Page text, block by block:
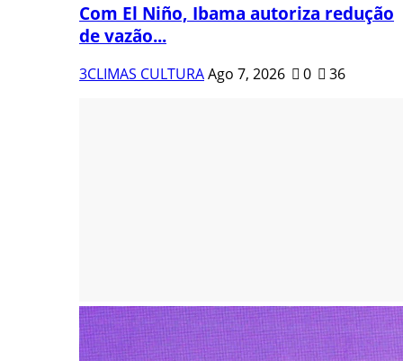
Com El Niño, Ibama autoriza redução
de vazão...
3CLIMAS CULTURAAgo 7, 2026 0 36